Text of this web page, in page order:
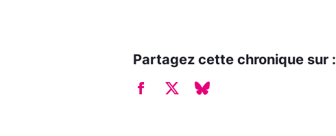
Partagez cette chronique sur :